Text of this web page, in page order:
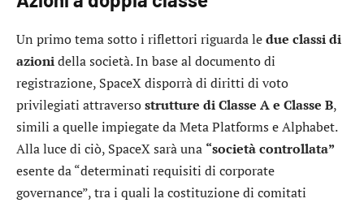
Un primo tema sotto i riflettori riguarda ledue classi di
azionidella società. In base al documento di
registrazione, SpaceX disporrà di diritti di voto
privilegiati attraversostrutture di Classe A e Classe B,
simili a quelle impiegate daMeta Platforms eAlphabet.
Alla luce di ciò, SpaceX sarà una “società controllata”
esente da “determinati requisiti di corporate
governance”, tra i quali la costituzione di comitati